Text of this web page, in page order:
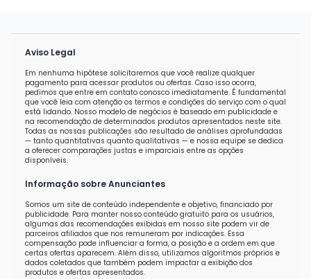
Aviso Legal
Em nenhuma hipótese solicitaremos que você realize qualquer
pagamento para acessar produtos ou ofertas. Caso isso ocorra,
pedimos que entre em contato conosco imediatamente. É fundamental
que você leia com atenção os termos e condições do serviço com o qual
está lidando. Nosso modelo de negócios é baseado em publicidade e
na recomendação de determinados produtos apresentados neste site.
Todas as nossas publicações são resultado de análises aprofundadas
— tanto quantitativas quanto qualitativas — e nossa equipe se dedica
a oferecer comparações justas e imparciais entre as opções
disponíveis.
Informação sobre Anunciantes
Somos um site de conteúdo independente e objetivo, financiado por
publicidade. Para manter nosso conteúdo gratuito para os usuários,
algumas das recomendações exibidas em nosso site podem vir de
parceiros afiliados que nos remuneram por indicações. Essa
compensação pode influenciar a forma, a posição e a ordem em que
certas ofertas aparecem. Além disso, utilizamos algoritmos próprios e
dados coletados que também podem impactar a exibição dos
produtos e ofertas apresentados.